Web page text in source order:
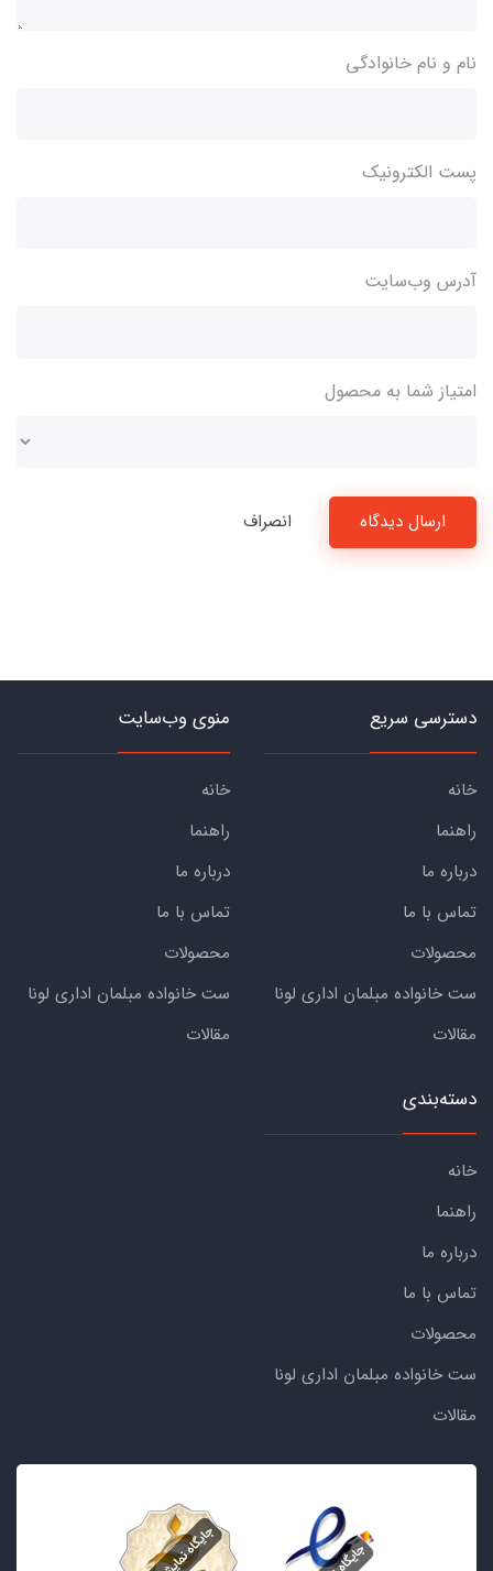
نام و نام خانوادگی
پست الکترونیک
آدرس وب‌سایت
امتیاز شما به محصول
ارسال دیدگاه انصراف
دسترسی سریع
خانه
راهنما
درباره ما
تماس با ما
محصولات
ست خانواده مبلمان اداری لونا
مقالات
منوی وب‌سایت
خانه
راهنما
درباره ما
تماس با ما
محصولات
ست خانواده مبلمان اداری لونا
مقالات
دسته‌بندی
خانه
راهنما
درباره ما
تماس با ما
محصولات
ست خانواده مبلمان اداری لونا
مقالات